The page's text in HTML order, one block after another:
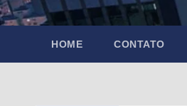
HOME CONTATO